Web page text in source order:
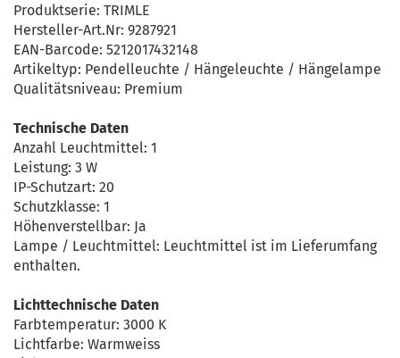
Produktserie: TRIMLE
Hersteller-Art.Nr: 9287921
EAN-Barcode: 5212017432148
Artikeltyp: Pendelleuchte / Hängeleuchte / Hängelampe
Qualitätsniveau: Premium
Technische Daten
Anzahl Leuchtmittel: 1
Leistung: 3 W
IP-Schutzart: 20
Schutzklasse: 1
Höhenverstellbar: Ja
Lampe / Leuchtmittel: Leuchtmittel ist im Lieferumfang
enthalten.
Lichttechnische Daten
Farbtemperatur: 3000 K
Lichtfarbe: Warmweiss